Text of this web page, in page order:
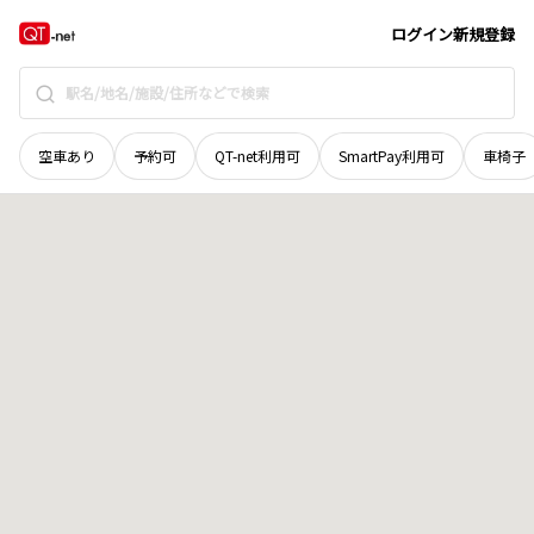
ログイン新規登録
空車あり 予約可 QT-net利用可 SmartPay利用可 車椅子
宮城県